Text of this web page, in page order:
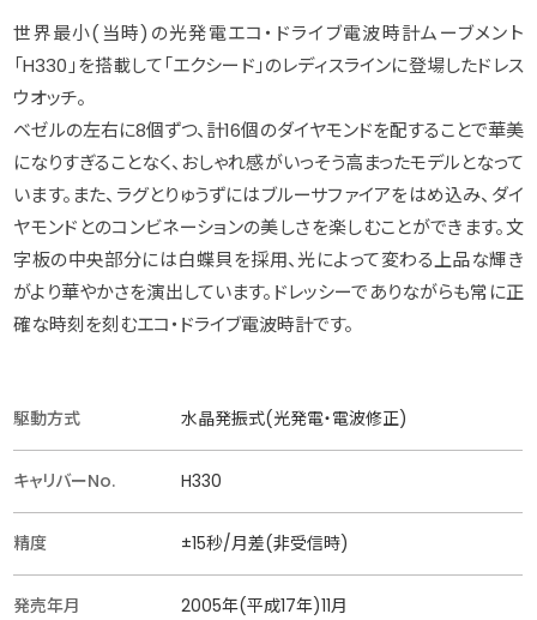
世界最小(当時)の光発電エコ・ドライブ電波時計ムーブメント
「H330」を搭載して「エクシード」のレディスラインに登場したドレス
ウオッチ。
ベゼルの左右に8個ずつ、計16個のダイヤモンドを配することで華美
になりすぎることなく、おしゃれ感がいっそう高まったモデルとなって
います。また、ラグとりゅうずにはブルーサファイアをはめ込み、ダイ
ヤモンドとのコンビネーションの美しさを楽しむことができます。文
字板の中央部分には白蝶貝を採用、光によって変わる上品な輝き
がより華やかさを演出しています。ドレッシーでありながらも常に正
確な時刻を刻むエコ・ドライブ電波時計です。
駆動方式 水晶発振式(光発電・電波修正)
キャリバーNo. H330
精度 ±15秒/月差(非受信時)
発売年月 2005年(平成17年)11月